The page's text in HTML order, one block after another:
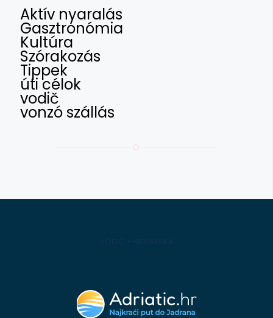
Aktív nyaralás
Gasztronómia
Kultúra
Szórakozás
Tippek
úti célok
vodič
vonzó szállás
VODIČ - HRVATSKA